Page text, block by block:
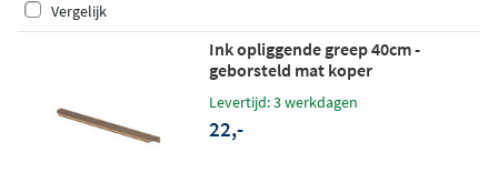
Vergelijk
Ink opliggende greep 40cm -
geborsteld mat koper
Levertijd: 3 werkdagen
22,-